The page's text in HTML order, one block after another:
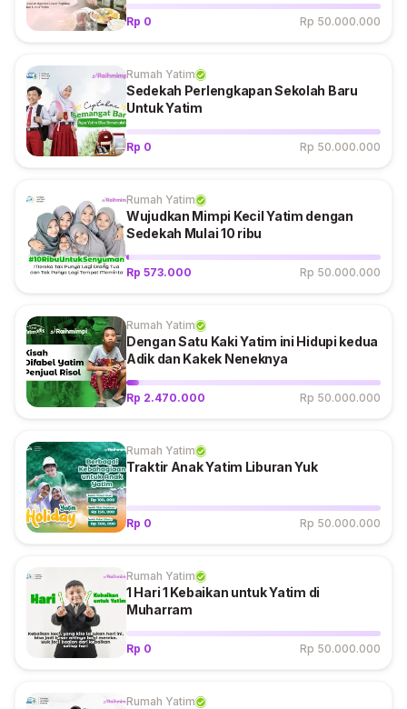
Rp 0 Rp 50.000.000
Rumah Yatim
Sedekah Perlengkapan Sekolah Baru
Untuk Yatim
Rp 0 Rp 50.000.000
Rumah Yatim
Wujudkan Mimpi Kecil Yatim dengan
Sedekah Mulai 10 ribu
Rp 573.000 Rp 50.000.000
Rumah Yatim
Dengan Satu Kaki Yatim ini Hidupi kedua
Adik dan Kakek Neneknya
Rp 2.470.000 Rp 50.000.000
Rumah Yatim
Traktir Anak Yatim Liburan Yuk
Rp 0 Rp 50.000.000
Rumah Yatim
1 Hari 1 Kebaikan untuk Yatim di
Muharram
Rp 0 Rp 50.000.000
Rumah Yatim